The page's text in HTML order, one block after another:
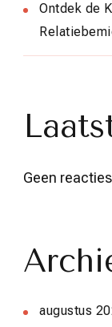
Ontdek de
Geen
augustus